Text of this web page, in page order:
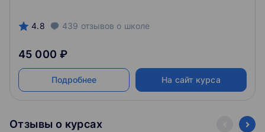
4.8 439 отзывов о школе
45 000 ₽
Подробнее На сайт курса
Отзывы о курсах